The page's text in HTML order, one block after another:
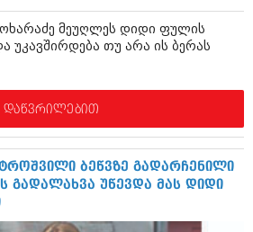
(329)
(647)
(449)
(461)
(556)
(685)
მეუღლეს დიდი ფულის
უკავშირდება თუ არა ის ბერას
დაწვრილებით
ბეწვზე გადარჩენილი
გადალახვა უწევდა მას დიდი